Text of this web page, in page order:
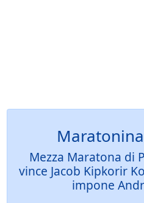
Mezza Maratona di
vince Jacob Kipkorir
impone